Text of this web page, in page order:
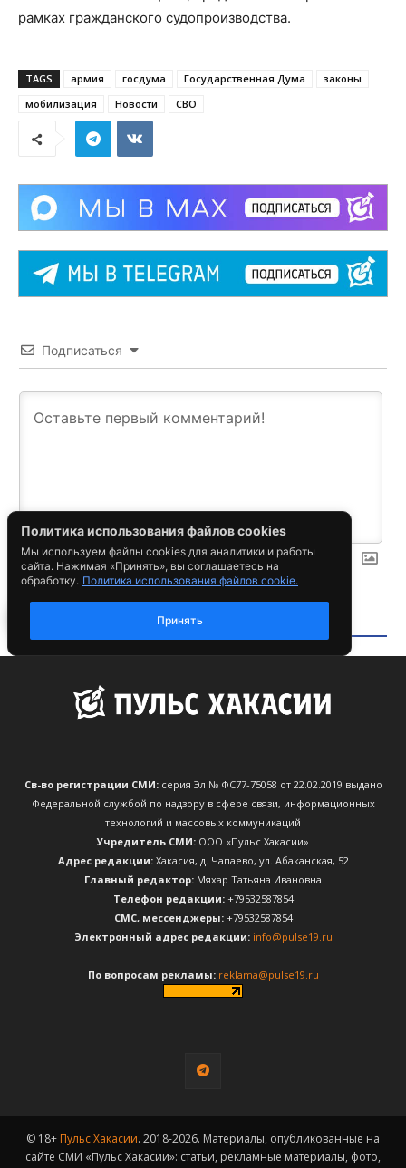
Св-во регистрации СМИ:серия Эл № ФС77-75058 от 22.02.2019 выдано
Федеральной службой по надзору в сфере связи, информационных
технологий и массовых коммуникаций
Учредитель СМИ: ООО «Пульс Хакасии»
Адрес редакции:Хакасия, д. Чапаево, ул. Абаканская, 52
Главный редактор: Мяхар Татьяна Ивановна
Телефон редакции:+79532587854
CМС, мессенджеры:+79532587854
Электронный адрес редакции: info@pulse19.ru
По вопросам рекламы: reklama@pulse19.ru
© 18+ Пульс Хакасии. 2018-2026. Материалы, опубликованные на
сайте СМИ «Пульс Хакасии»: статьи, рекламные материалы, фото,